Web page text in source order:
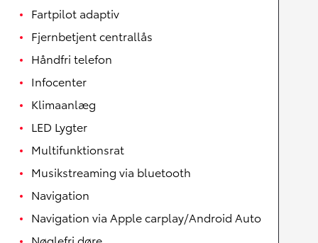
Fartpilot adaptiv
Fjernbetjent centrallås
Håndfri telefon
Infocenter
Klimaanlæg
LED Lygter
Multifunktionsrat
Musikstreaming via bluetooth
Navigation
Navigation via Apple carplay/Android Auto